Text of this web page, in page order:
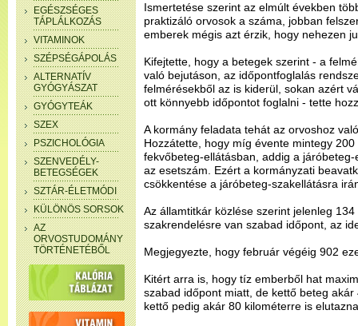
EGÉSZSÉGES
TÁPLÁLKOZÁS
VITAMINOK
SZÉPSÉGÁPOLÁS
ALTERNATÍV
GYÓGYÁSZAT
GYÓGYTEÁK
SZEX
PSZICHOLÓGIA
SZENVEDÉLY-
BETEGSÉGEK
SZTÁR-ÉLETMÓDI
KÜLÖNÖS SORSOK
AZ
ORVOSTUDOMÁNY
TÖRTÉNETÉBŐL
Ismertetése szerint az elmúlt években
praktizáló orvosok a száma, jobban
emberek mégis azt érzik, hogy nehezen
Kifejtette, hogy a betegek szerint - a
való bejutáson, az időpontfoglalás
felmérésekből az is kiderül, sokan azért
ott könnyebb időpontot foglalni - tette
A kormány feladata tehát az orvoshoz
Hozzátette, hogy míg évente mintegy
fekvőbeteg-ellátásban, addig a
az esetszám. Ezért a kormányzati
csökkentése a járóbeteg-szakellátásra
Az államtitkár közlése szerint jelenleg
szakrendelésre van szabad időpont, az
Megjegyezte, hogy február végéig 902
Kitért arra is, hogy tíz emberből hat
szabad időpont miatt, de kettő beteg
kettő pedig akár 80 kilométerre is